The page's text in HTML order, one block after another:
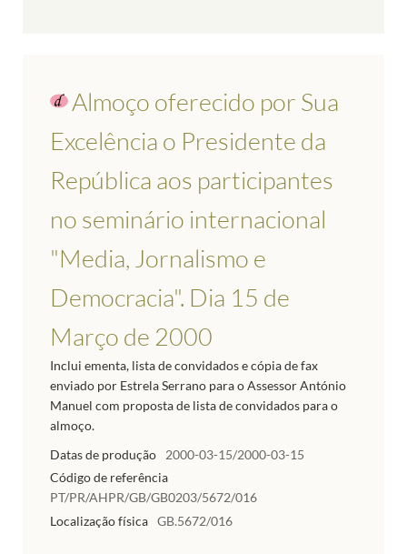
Almoço oferecido por Sua
Excelência o Presidente da
República aos participantes
no seminário internacional
"Media, Jornalismo e
Democracia". Dia 15 de
Março de 2000
Inclui ementa, lista de convidados e cópia de fax
enviado por Estrela Serrano para o Assessor António
Manuel com proposta de lista de convidados para o
almoço.
Datas de produção
2000-03-15/2000-03-15
Código de referência
PT/PR/AHPR/GB/GB0203/5672/016
Localização física GB.5672/016